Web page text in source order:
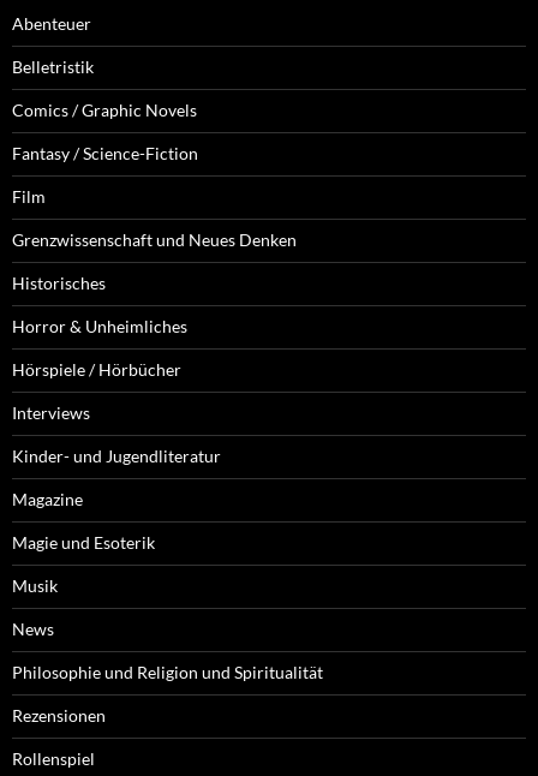
Abenteuer
Belletristik
Comics / Graphic Novels
Fantasy / Science-Fiction
Film
Grenzwissenschaft und Neues Denken
Historisches
Horror & Unheimliches
Hörspiele / Hörbücher
Interviews
Kinder- und Jugendliteratur
Magazine
Magie und Esoterik
Musik
News
Philosophie und Religion und Spiritualität
Rezensionen
Rollenspiel